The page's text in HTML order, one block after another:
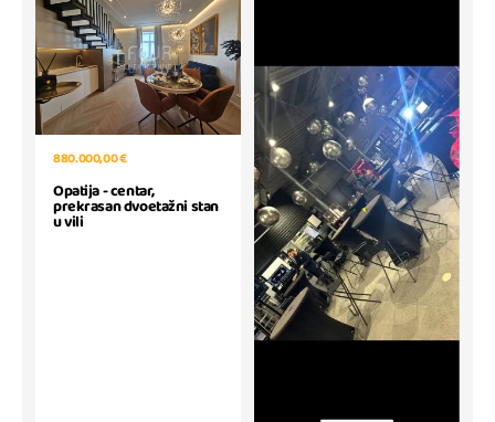
880.000,00 €
Opatija - centar,
prekrasan dvoetažni stan
u vili